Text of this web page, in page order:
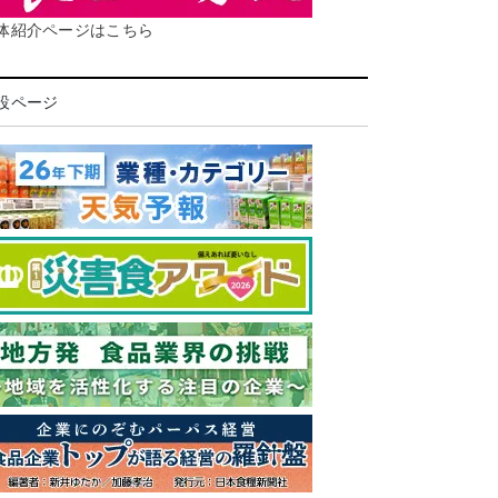
紹介ページはこちら
ページ